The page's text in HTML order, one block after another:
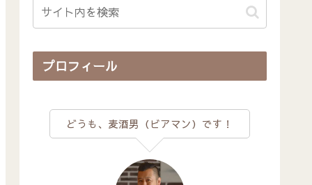
プロフィール
どうも、麦酒男（ビアマン）です！